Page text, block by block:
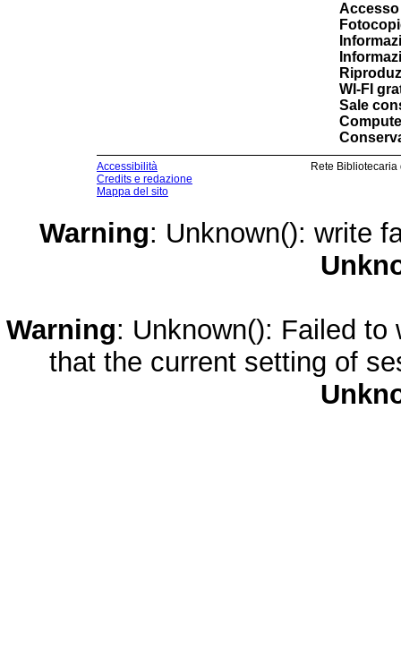
Accesso
WI-FI
Sale
Accessibilità
Credits e redazione
Mappa del sito
Rete
Warning: Unknown(): write
Warning: Unknown(): Failed
that the current setting of